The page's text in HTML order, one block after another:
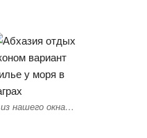
нашего окна…